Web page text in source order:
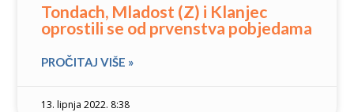
Tondach, Mladost (Z) i Klanjec
oprostili se od prvenstva pobjedama
PROČITAJ VIŠE »
13. lipnja 2022. 8:38